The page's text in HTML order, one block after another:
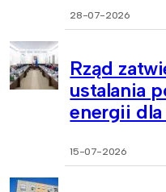
28-07-2026
Rząd
ustalania
energii
15-07-2026